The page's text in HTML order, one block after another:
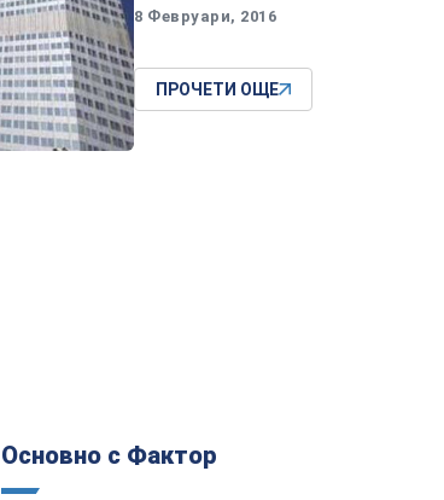
8 Февруари, 2016
ПРОЧЕТИ ОЩЕ
Основно с Фактор